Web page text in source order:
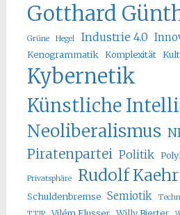
Gotthard
Grüne Hegel Industrie 4.0
Kenogrammatik Komplexität
Kybernetik
Künstliche
Neoliberalismus
Piratenpartei Politik
Privatsphäre Rudolf Kaehr
Schuldenbremse Semiotik